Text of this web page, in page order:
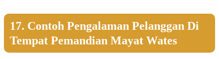
17. Contoh Pengalaman Pelanggan Di
Tempat Pemandian Mayat Wates